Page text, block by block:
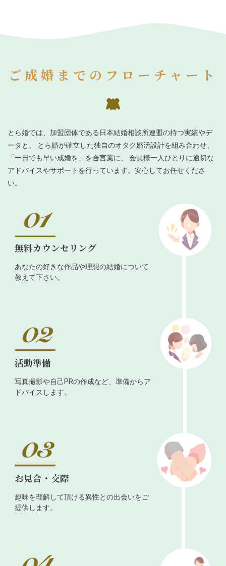
ご成婚までのフローチャート
とら婚では、加盟団体である日本結婚相談所連盟の持つ実績やデ
ータと、 とら婚が確立した独自のオタク婚活設計を組み合わせ、
「一日でも早い成婚を」を合言葉に、 会員様一人ひとりに適切な
アドバイスやサポートを行っています。安心してお任せくださ
い。
無料カウンセリング
あなたの好きな作品や理想の結婚について
教えて下さい。
活動準備
写真撮影や自己PRの作成など、準備からア
ドバイスします。
お見合・交際
趣味を理解して頂ける異性との出会いをご
提供します。